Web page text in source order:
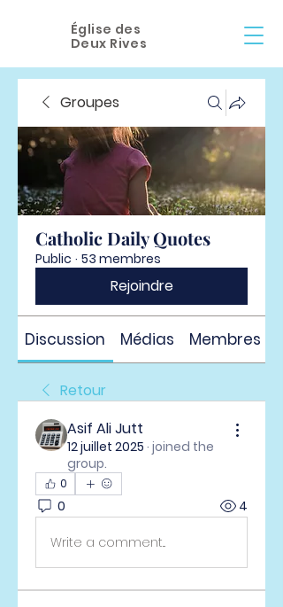
Église des
Deux Rives
Groupes
Catholic Daily Quotes
Public · 53 membres
Rejoindre
Discussion Médias Membres
Retour
Asif Ali Jutt
12 juillet 2025 · joined the
group.
0
0 4
Write a comment...